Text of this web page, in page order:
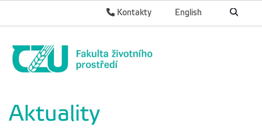
English
Kontakty
Aktuality